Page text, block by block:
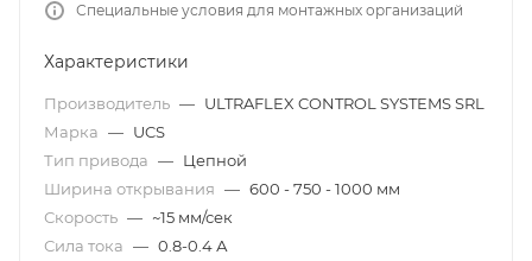
Специальные условия для монтажных организаций
Характеристики
Производитель — ULTRAFLEX CONTROL SYSTEMS SRL
Марка — UCS
Тип привода — Цепной
Ширина открывания — 600 - 750 - 1000 мм
Скорость — ~15 мм/сек
Сила тока — 0.8-0.4 А